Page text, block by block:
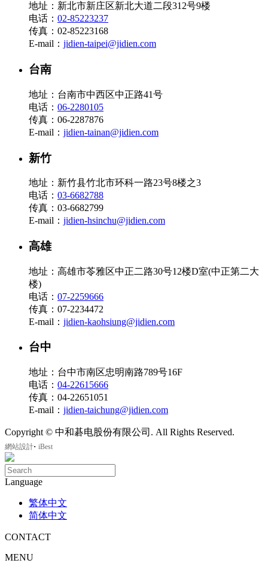
地址：新北市新庄区新北大道二段312号9楼
电话： 02-85223237
传真：02-85223168
E-mail： jidien-taipei@jidien.com
台南
地址：台南市中西区中正路41号
电话： 06-2280105
传真：06-2287876
E-mail： jidien-tainan@jidien.com
新竹
地址：新竹县竹北市环科一路23号8楼之3
电话： 03-6682788
传真：03-6682799
E-mail： jidien-hsinchu@jidien.com
高雄
地址：高雄市苓雅区中正二路30号12楼D室(中正第二大
楼)
电话： 07-2259666
传真：07-2234472
E-mail： jidien-kaohsiung@jidien.com
台中
地址：台中市南区忠明南路789号16F
电话： 04-22615666
传真：04-22651051
E-mail： jidien-taichung@jidien.com
Copyright © 中和碁电股份有限公司. All Rights Reserved.
網站設計‧ iBest
Language
繁体中文
简体中文
CONTACT
MENU